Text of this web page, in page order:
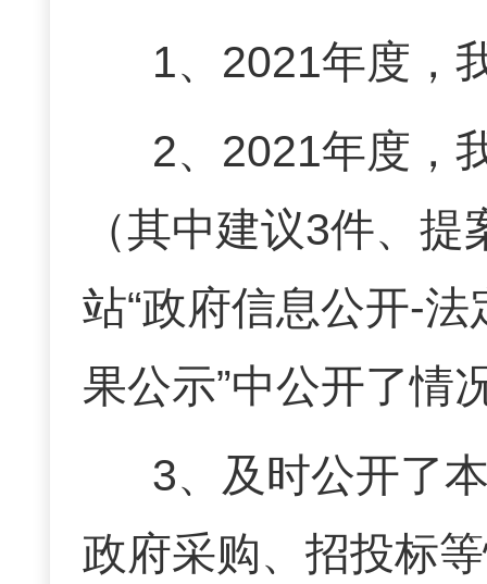
1、2021年度，
2、2021年度，
（其中建议3件、
站“政府信息公开-
果公示”中公开了情
3、及时公开了
政府采购、招投标